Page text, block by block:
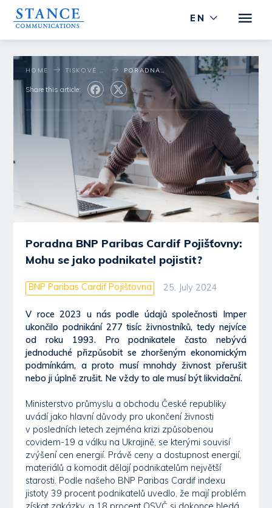
EN
HOME PORADNA BNP PARIBAS CARDIF POJIŠŤOVNY: MOHU SE JAKO PODNIKATEL POJISTIT?
Share this article:
Poradna BNP Paribas Cardif Pojišťovny:
Mohu se jako podnikatel pojistit?
BNP Paribas Cardif Pojišťovna 25. July 2024
V roce 2023 u nás podle údajů společnosti Imper
ukončilo podnikání 277 tisíc živnostníků, tedy nejvíce
od roku 1993. Pro podnikatele často nebývá
jednoduché přizpůsobit se zhoršeným ekonomickým
podmínkám, a proto musí mnohdy živnost přerušit
nebo ji úplně zrušit. Ne vždy to ale musí být likvidační.
Ministerstvo průmyslu a obchodu České republiky
uvádí jako hlavní důvody pro ukončení živnosti
v posledních letech zejména krizi způsobenou
covidem-19 a válku na Ukrajině, se kterými souvisí
zvýšení cen energií. Právě ceny a dostupnost energií,
materiálů a komodit dělají podnikatelům největší
starosti. Podle našeho BNP Paribas Cardif indexu
jistoty 39 procent podnikatelů uvedlo, že mají problém